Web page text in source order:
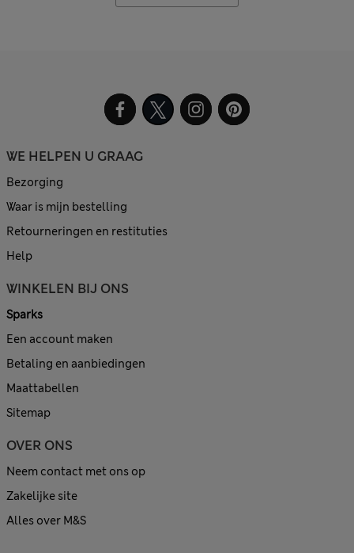
WE HELPEN U GRAAG
Bezorging
Waar is mijn bestelling
Retourneringen en restituties
Help
WINKELEN BIJ ONS
Sparks
Een account maken
Betaling en aanbiedingen
Maattabellen
Sitemap
OVER ONS
Neem contact met ons op
Zakelijke site
Alles over M&S